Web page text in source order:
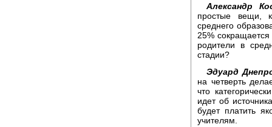
Александр
простые вещи,
среднего
25%
родители в
стадии?
Эдуард
на четверть
что
идет об
будет платить
учителям.